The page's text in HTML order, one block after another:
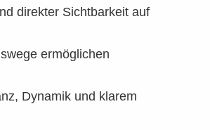
direkter Sichtbarkeit auf
ermöglichen
Dynamik und klarem